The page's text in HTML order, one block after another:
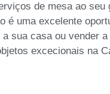
de mesa ao seu
uma excelente
sua casa ou vender
excecionais na